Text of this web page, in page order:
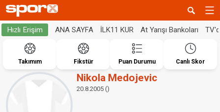
Hızlı Erişim ANA SAYFA İLK11 KUR At Yarışı Bankoları
Takımım Fikstür Puan Durumu Canlı Skor
Nikola Medojevic
20.8.2005 ()